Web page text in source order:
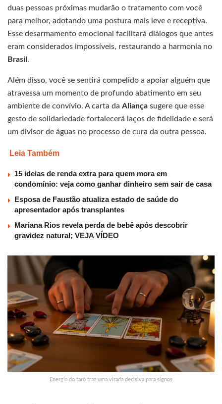
duas pessoas próximas mudarão o tratamento com você
para melhor, adotando uma postura mais leve e receptiva.
Esse desarmamento emocional facilitará diálogos que antes
eram considerados impossíveis, restaurando a harmonia no
Brasil .
Além disso, você se sentirá compelido a apoiar alguém que
atravessa um momento de profundo abatimento em seu
ambiente de convívio. A carta da Aliança sugere que esse
gesto de solidariedade fortalecerá laços de fidelidade e será
um divisor de águas no processo de cura da outra pessoa.
Leia Também
15 ideias de renda extra para quem mora em
condomínio: veja como ganhar dinheiro sem sair de casa
Esposa de Faustão atualiza estado de saúde do
apresentador após transplantes
Mariana Rios revela perda de bebê após descobrir
gravidez natural; VEJA VÍDEO
Energia do tarô traz uma virada decisiva para signos